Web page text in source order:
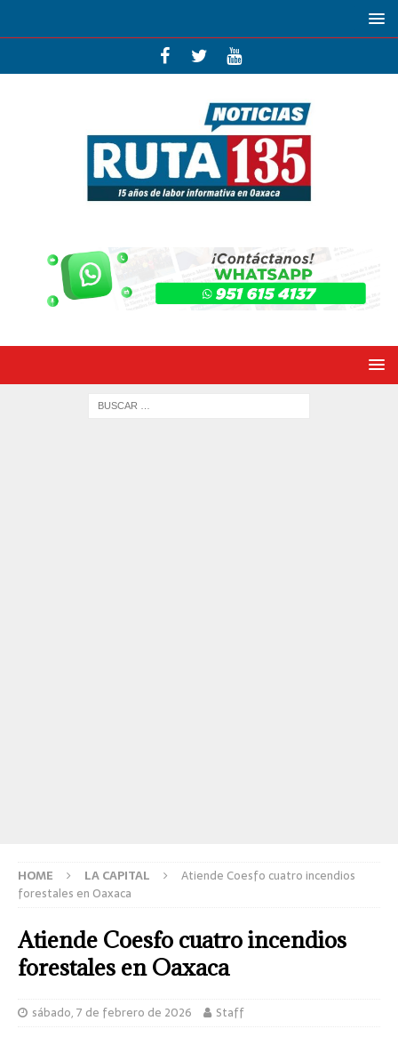
HOME LA CAPITAL
Atiende Coesfo cuatro incendios
forestales en Oaxaca
Atiende Coesfo cuatro incendios
forestales en Oaxaca
sábado, 7 de febrero de 2026 Staff